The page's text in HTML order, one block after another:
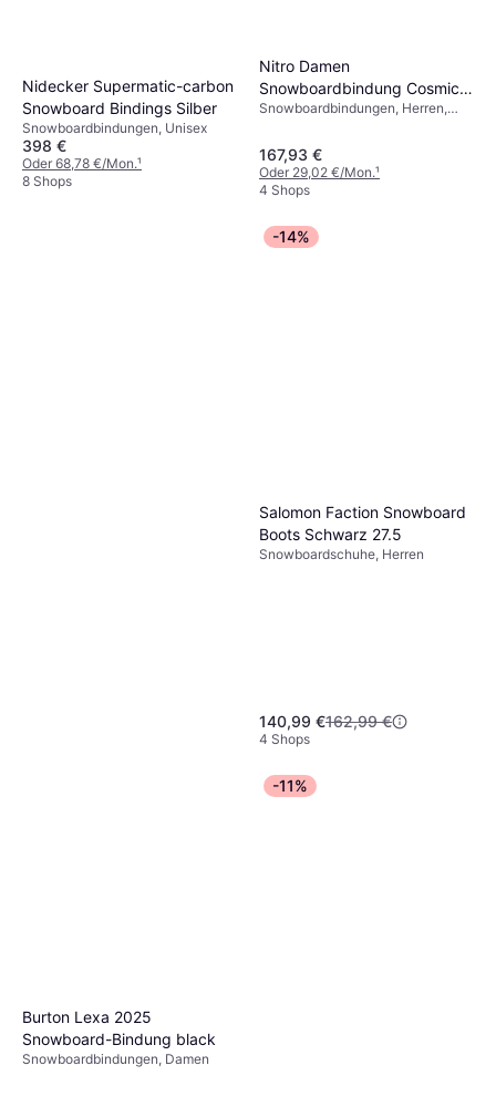
Nidecker Supermatic-carbon
Snowboard Bindings Silber
Snowboardbindungen, Unisex
398 €
Oder 68,78 €/Mon.¹
8 Shops
Nitro Damen
Snowboardbindung Cosmic
Ultra Black 2025
Snowboardbindungen, Herren,
167,93 €
Oder 29,02 €/Mon.¹
4 Shops
-14%
Salomon Faction Snowboard
Boots Schwarz 27.5
Snowboardschuhe, Herren
140,99 €162,99 €
4 Shops
Burton Lexa 2025
Snowboard-Bindung black
Snowboardbindungen, Damen
-11%